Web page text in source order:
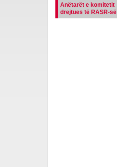
Anëtarët e komitetit
drejtues të RASR-së